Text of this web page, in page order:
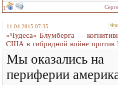
1
11.04.2015 07:35
«Чудеса» Блумберга —
США в гибридной войне против
Мы оказались на
периферии